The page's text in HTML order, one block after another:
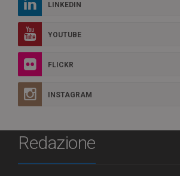
LINKEDIN
YOUTUBE
FLICKR
INSTAGRAM
Redazione